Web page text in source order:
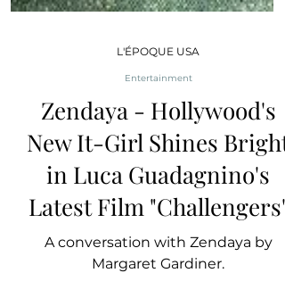
L'ÉPOQUE USA
Entertainment
Zendaya - Hollywood's